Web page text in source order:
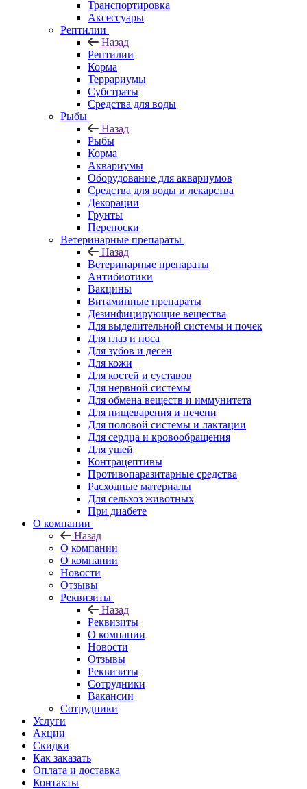
Транспортировка
Аксессуары
Рептилии
Назад
Рептилии
Корма
Террариумы
Субстраты
Средства для воды
Рыбы
Назад
Рыбы
Корма
Аквариумы
Оборудование для аквариумов
Средства для воды и лекарства
Декорации
Грунты
Переноски
Ветеринарные препараты
Назад
Ветеринарные препараты
Антибиотики
Вакцины
Витаминные препараты
Дезинфицирующие вещества
Для выделительной системы и почек
Для глаз и носа
Для зубов и десен
Для кожи
Для костей и суставов
Для нервной системы
Для обмена веществ и иммунитета
Для пищеварения и печени
Для половой системы и лактации
Для сердца и кровообращения
Для ушей
Контрацептивы
Противопаразитарные средства
Расходные материалы
Для сельхоз животных
При диабете
О компании
Назад
О компании
О компании
Новости
Отзывы
Реквизиты
Назад
Реквизиты
О компании
Новости
Отзывы
Реквизиты
Сотрудники
Вакансии
Сотрудники
Услуги
Акции
Скидки
Как заказать
Оплата и доставка
Контакты